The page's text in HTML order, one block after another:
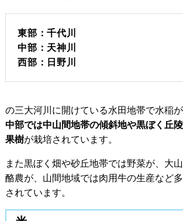
東部：千代川
中部：天神川
西部：日野川
の三大河川に開けている水田地帯で水稲が
中部では中山間地帯の傾斜地や黒ぼく丘
果樹が栽培されています。
また黒ぼく畑や砂丘地帯では野菜が、大
酪農が、山間地域では肉用牛の生産など
されています。